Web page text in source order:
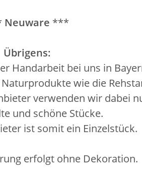
Neuware ***
Übrigens:
Handarbeit bei uns in
wie die
verwenden wir dabei
und schöne Stücke.
ist somit ein Einzelstück.
erfolgt ohne Dekoration.